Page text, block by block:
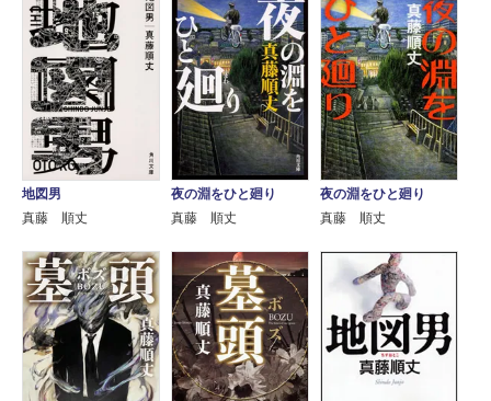
地図男
真藤 順丈
夜の淵をひと廻り
真藤 順丈
夜の淵をひと廻り
真藤 順丈